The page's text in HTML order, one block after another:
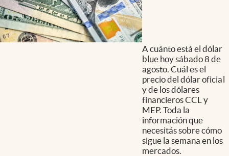
A cuánto está el dólar
blue hoy sábado 8 de
agosto. Cuál es el
precio del dólar oficial
y de los dólares
financieros CCL y
MEP. Toda la
información que
necesitás sobre cómo
sigue la semana en los
mercados.